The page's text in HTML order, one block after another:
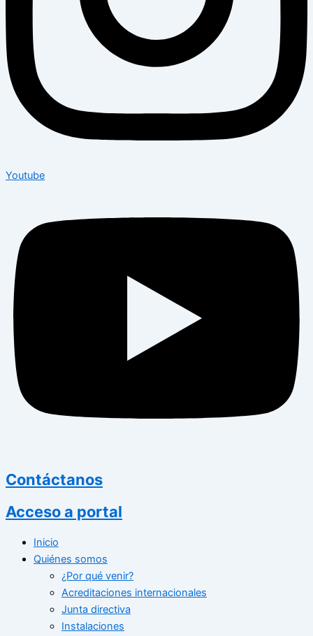
Youtube
Contáctanos
Acceso a portal
Inicio
Quiénes somos
¿Por qué venir?
Acreditaciones internacionales
Junta directiva
Instalaciones